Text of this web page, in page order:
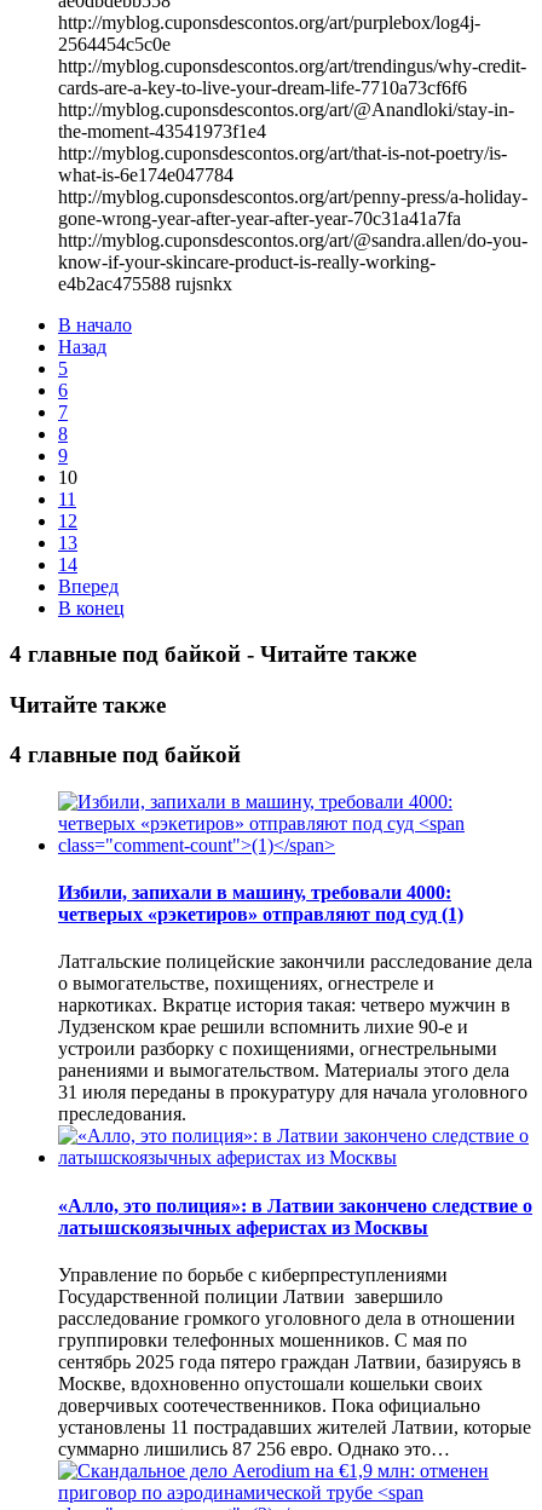
http://myblog.cuponsdescontos.org/art/purplebox/log4j-
2564454c5c0e
http://myblog.cuponsdescontos.org/art/trendingus/why-credit-
cards-are-a-key-to-live-your-dream-life-7710a73cf6f6
http://myblog.cuponsdescontos.org/art/@Anandloki/stay-in-
the-moment-43541973f1e4
http://myblog.cuponsdescontos.org/art/that-is-not-poetry/is-
what-is-6e174e047784
http://myblog.cuponsdescontos.org/art/penny-press/a-holiday-
gone-wrong-year-after-year-after-year-70c31a41a7fa
http://myblog.cuponsdescontos.org/art/@sandra.allen/do-you-
know-if-your-skincare-product-is-really-working-
e4b2ac475588 rujsnkx
В начало
Назад
5
6
7
8
9
10
11
12
13
14
Вперед
В конец
4 главные под байкой - Читайте также
Читайте также
4 главные под байкой
Избили, запихали в машину, требовали 4000:
четверых «рэкетиров» отправляют под суд (1)
Латгальские полицейские закончили расследование дела
о вымогательстве, похищениях, огнестреле и
наркотиках. Вкратце история такая: четверо мужчин в
Лудзенском крае решили вспомнить лихие 90-е и
устроили разборку с похищениями, огнестрельными
ранениями и вымогательством. Материалы этого дела
31 июля переданы в прокуратуру для начала уголовного
преследования.
«Алло, это полиция»: в Латвии закончено следствие о
латышскоязычных аферистах из Москвы
Управление по борьбе с киберпреступлениями
Государственной полиции Латвии завершило
расследование громкого уголовного дела в отношении
группировки телефонных мошенников. С мая по
сентябрь 2025 года пятеро граждан Латвии, базируясь в
Москве, вдохновенно опустошали кошельки своих
доверчивых соотечественников. Пока официально
установлены 11 пострадавших жителей Латвии, которые
суммарно лишились 87 256 евро. Однако это…